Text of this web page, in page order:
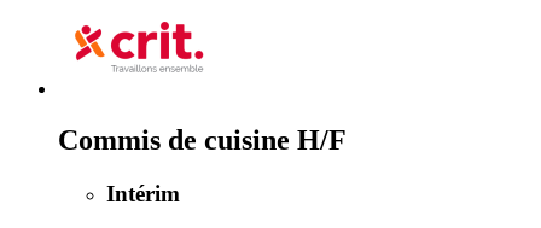
Commis de cuisine H/F
Intérim